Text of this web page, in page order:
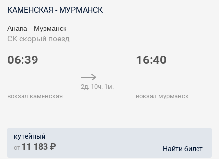
КАМЕНСКАЯ - МУРМАНСК
Анапа - Мурманск
СК скорый поезд
06:39
вокзал каменская
2д. 10ч. 1м.
16:40
вокзал мурманск
купейный
от 11 183 ₽ Найти билет